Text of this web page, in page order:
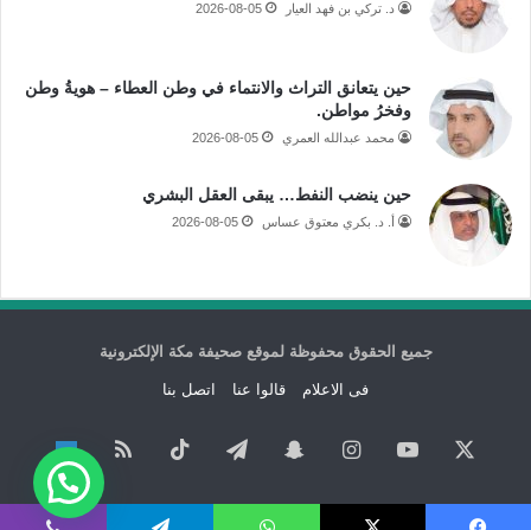
د. تركي بن فهد العيار 2026-08-05
حين يتعانق التراث والانتماء في وطن العطاء – هويةُ وطن
وفخرُ مواطن.
محمد عبدالله العمري 2026-08-05
حين ينضب النفط… يبقى العقل البشري
أ. د. بكري معتوق عساس 2026-08-05
جميع الحقوق محفوظة لموقع صحيفة مكة الإلكترونية
فى الاعلام قالوا عنا اتصل بنا
‫YouTubeانستقرامسناب
تشات
تيلقرام ‫TikTok ملخص
الموقع